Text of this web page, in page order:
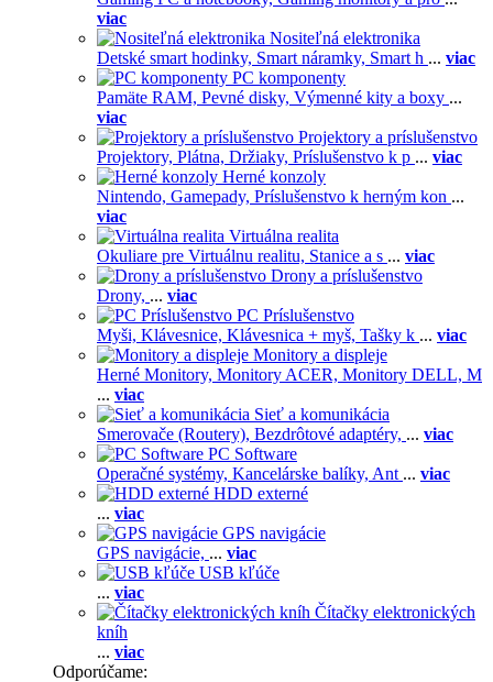
viac
Nositeľná elektronika
Detské smart hodinky, Smart náramky, Smart h ... viac
PC komponenty
Pamäte RAM, Pevné disky, Výmenné kity a boxy ...
viac
Projektory a príslušenstvo
Projektory, Plátna, Držiaky, Príslušenstvo k p ... viac
Herné konzoly
Nintendo, Gamepady, Príslušenstvo k herným kon ...
viac
Virtuálna realita
Okuliare pre Virtuálnu realitu, Stanice a s ... viac
Drony a príslušenstvo
Drony, ... viac
PC Príslušenstvo
Myši, Klávesnice, Klávesnica + myš, Tašky k ... viac
Monitory a displeje
Herné Monitory, Monitory ACER, Monitory DELL, M
... viac
Sieť a komunikácia
Smerovače (Routery), Bezdrôtové adaptéry, ... viac
PC Software
Operačné systémy, Kancelárske balíky, Ant ... viac
HDD externé
... viac
GPS navigácie
GPS navigácie, ... viac
USB kľúče
... viac
Čítačky elektronických
kníh
... viac
Odporúčame: